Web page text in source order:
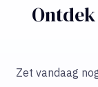
Zet vandaag